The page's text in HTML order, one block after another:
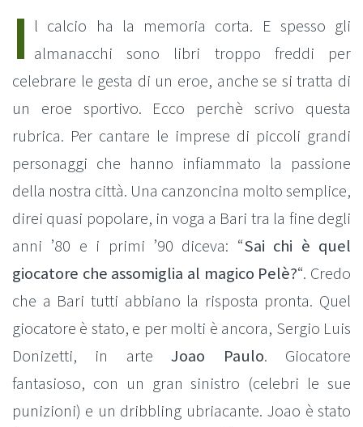
I l calcio ha la memoria corta. E spesso gli
almanacchi sono libri troppo freddi per
celebrare le gesta di un eroe, anche se si tratta di
un eroe sportivo. Ecco perchè scrivo questa
rubrica. Per cantare le imprese di piccoli grandi
personaggi che hanno infiammato la passione
della nostra città. Una canzoncina molto semplice,
direi quasi popolare, in voga a Bari tra la fine degli
anni ’80 e i primi ’90 diceva: “Sai chi è quel
giocatore che assomiglia al magico Pelè?“. Credo
che a Bari tutti abbiano la risposta pronta. Quel
giocatore è stato, e per molti è ancora, Sergio Luis
Donizetti, in arteJoao Paulo. Giocatore
fantasioso, con un gran sinistro (celebri le sue
punizioni) e un dribbling ubriacante. Joao è stato